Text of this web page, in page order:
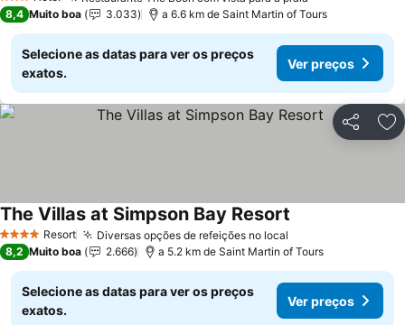
3 Estrelas
8,4 Muito boa 3.033 a 6.6 km de Saint Martin of Tours
Selecione as datas para ver os preços
exatos.
Ver preços
Partilhar
4 EstrelasResort Diversas opções de refeições no local
The Villas at Simpson Bay Resort
8,2 Muito boa 2.666 a 5.2 km de Saint Martin of Tours
Selecione as datas para ver os preços
exatos.
Ver preços